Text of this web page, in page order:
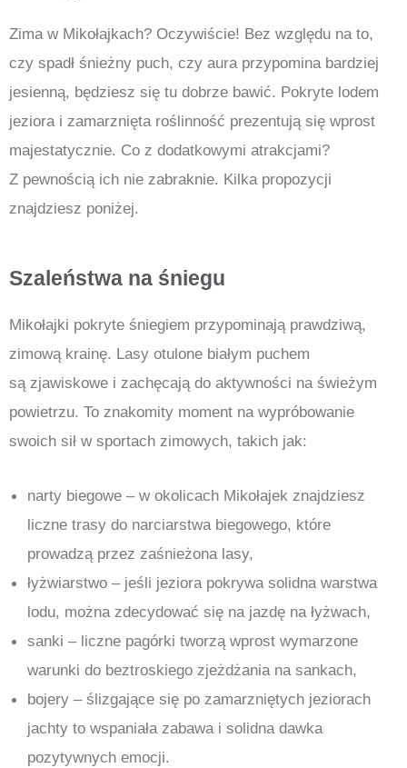
Zima w Mikołajkach? Oczywiście! Bez względu na to,
czy spadł śnieżny puch, czy aura przypomina bardziej
jesienną, będziesz się tu dobrze bawić. Pokryte lodem
jeziora i zamarznięta roślinność prezentują się wprost
majestatycznie. Co z dodatkowymi atrakcjami?
Z pewnością ich nie zabraknie. Kilka propozycji
znajdziesz poniżej.
Szaleństwa na śniegu
Mikołajki pokryte śniegiem przypominają prawdziwą,
zimową krainę. Lasy otulone białym puchem
są zjawiskowe i zachęcają do aktywności na świeżym
powietrzu. To znakomity moment na wypróbowanie
swoich sił w sportach zimowych, takich jak:
narty biegowe – w okolicach Mikołajek znajdziesz
liczne trasy do narciarstwa biegowego, które
prowadzą przez zaśnieżona lasy,
łyżwiarstwo – jeśli jeziora pokrywa solidna warstwa
lodu, można zdecydować się na jazdę na łyżwach,
sanki – liczne pagórki tworzą wprost wymarzone
warunki do beztroskiego zjeżdżania na sankach,
bojery – ślizgające się po zamarzniętych jeziorach
jachty to wspaniała zabawa i solidna dawka
pozytywnych emocji.